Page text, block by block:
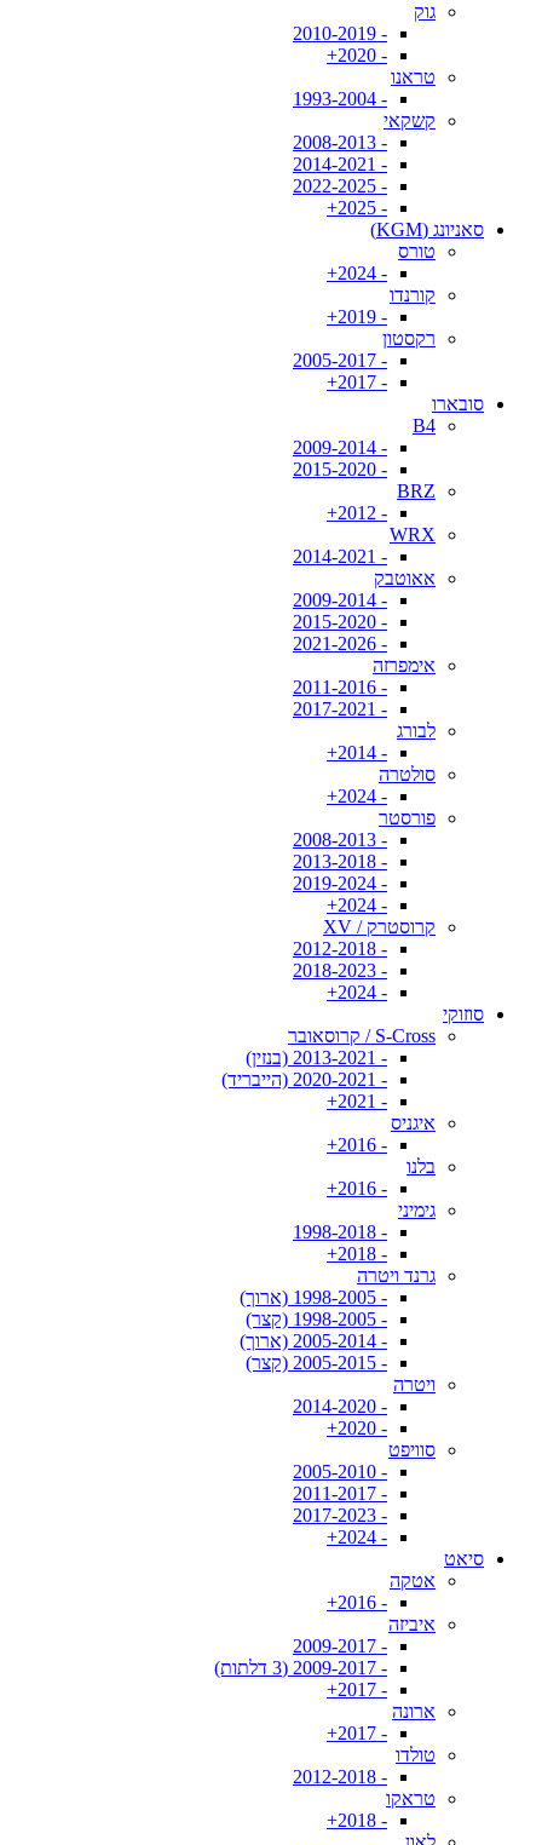
גוק
- 2010-2019
- 2020+
טראנו
- 1993-2004
קשקאי
- 2008-2013
- 2014-2021
- 2022-2025
- 2025+
סאניונג (KGM)
טורס
- 2024+
קורנדו
- 2019+
רקסטון
- 2005-2017
- 2017+
סובארו
B4
- 2009-2014
- 2015-2020
BRZ
- 2012+
WRX
- 2014-2021
אאוטבק
- 2009-2014
- 2015-2020
- 2021-2026
אימפרזה
- 2011-2016
- 2017-2021
לבורג
- 2014+
סולטרה
- 2024+
פורסטר
- 2008-2013
- 2013-2018
- 2019-2024
- 2024+
קרוסטרק / XV
- 2012-2018
- 2018-2023
- 2024+
סוזוקי
S-Cross / קרוסאובר
- 2013-2021 (בנזין)
- 2020-2021 (הייבריד)
- 2021+
איגניס
- 2016+
בלנו
- 2016+
גימיני
- 1998-2018
- 2018+
גרנד ויטרה
- 1998-2005 (ארוך)
- 1998-2005 (קצר)
- 2005-2014 (ארוך)
- 2005-2015 (קצר)
ויטרה
- 2014-2020
- 2020+
סוויפט
- 2005-2010
- 2011-2017
- 2017-2023
- 2024+
סיאט
אטקה
- 2016+
איביזה
- 2009-2017
- 2009-2017 (3 דלתות)
- 2017+
ארונה
- 2017+
טולדו
- 2012-2018
טראקו
- 2018+